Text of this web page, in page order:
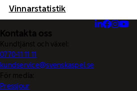
Vinnarstatistik
Kontakta oss
Kundtjänst och växel:
0770-11 11 11
kundservice@svenskaspel.se
För media:
Pressjour